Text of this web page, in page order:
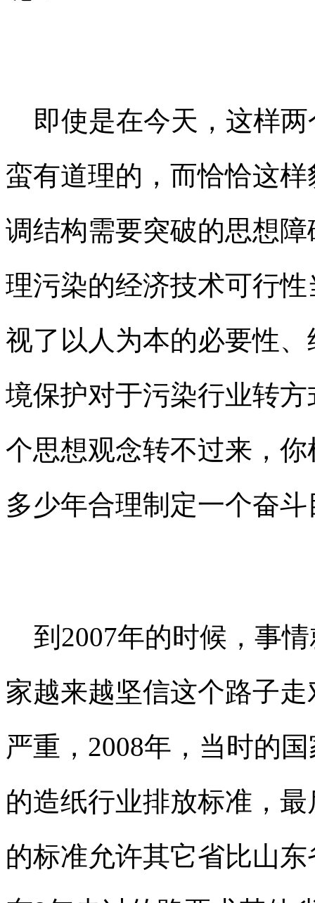
即使是在今天，这样两
蛮有道理的，而恰恰这
调结构需要突破的思想
理污染的经济技术可行
视了以人为本的必要性
境保护对于污染行业转
个思想观念转不过来，
多少年合理制定一个奋
到2007年的时候，事
家越来越坚信这个路子
严重，2008年，当时的
的造纸行业排放标准，
的标准允许其它省比山